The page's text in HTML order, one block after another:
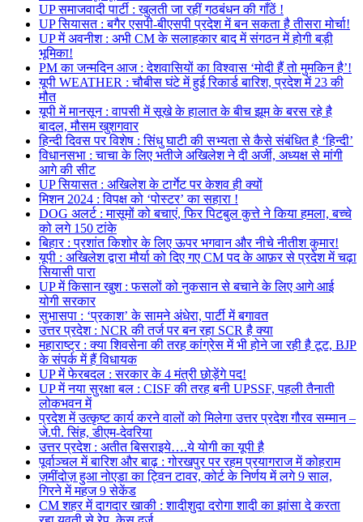
UP समाजवादी पार्टी : खुलती जा रहीं गठबंधन की गाँठें !
UP सियासत : बगैर एसपी-बीएसपी प्रदेश में बन सकता है तीसरा मोर्चा!
UP में अवनीश : अभी CM के सलाहकार बाद में संगठन में होगी बड़ी
भूमिका!
PM का जन्मदिन आज : देशवासियों का विश्वास ‘मोदी हैं तो मुमकिन है’!
यूपी WEATHER : चौबीस घंटे में हुई रिकार्ड बारिश, प्रदेश में 23 की
मौत
यूपी में मानसून : वापसी में सूखे के हालात के बीच झूम के बरस रहे है
बादल, मौसम खुशगवार
हिन्दी दिवस पर विशेष : सिंधु घाटी की सभ्यता से कैसे संबंधित है ‘हिन्दी’
विधानसभा : चाचा के लिए भतीजे अखिलेश ने दी अर्जी, अध्यक्ष से मांगी
आगे की सीट
UP सियासत : अखिलेश के टार्गेट पर केशव ही क्यों
मिशन 2024 : विपक्ष को ‘पोस्टर’ का सहारा !
DOG अलर्ट : मासूमों को बचाएं, फिर पिटबुल कुत्ते ने किया हमला, बच्चे
को लगे 150 टांके
बिहार : प्रशांत किशोर के लिए ऊपर भगवान और नीचे नीतीश कुमार!
यूपी : अखिलेश द्वारा मौर्या को दिए गए CM पद के आफ़र से प्रदेश में चढ़ा
सियासी पारा
UP में किसान खुश : फसलों को नुकसान से बचाने के लिए आगे आई
योगी सरकार
सुभासपा : ‘प्रकाश’ के सामने अंधेरा, पार्टी में बगावत
उत्तर प्रदेश : NCR की तर्ज पर बन रहा SCR है क्या
महाराष्ट्र : क्या शिवसेना की तरह कांग्रेस में भी होने जा रही है टूट, BJP
के संपर्क में हैं विधायक
UP में फेरबदल : सरकार के 4 मंत्री छोड़ेंगे पद!
UP में नया सुरक्षा बल : CISF की तरह बनी UPSSF, पहली तैनाती
लोकभवन में
प्रदेश में उत्कृष्ट कार्य करने वालों को मिलेगा उत्तर प्रदेश गौरव सम्मान –
जे.पी. सिंह, डीएम-देवरिया
उत्तर प्रदेश : अतीत बिसराइये….ये योगी का यूपी है
पूर्वाञ्चल में बारिश और बाढ़ : गोरखपुर पर रहम प्रयागराज में कोहराम
ज़मींदोज़ हुआ नोएडा का ट्विन टावर, कोर्ट के निर्णय में लगे 9 साल,
गिरने में महज 9 सेकेंड
CM शहर में दागदार खाकी : शादीशुदा दरोगा शादी का झांसा दे करता